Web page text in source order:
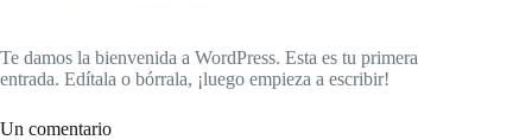
Te damos la bienvenida a WordPress. Esta es tu primera
entrada. Edítala o bórrala, ¡luego empieza a escribir!
Un comentario